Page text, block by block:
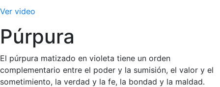
Ver video
Púrpura
El púrpura matizado en violeta tiene un orden
complementario entre el poder y la sumisión, el valor y el
sometimiento, la verdad y la fe, la bondad y la maldad.